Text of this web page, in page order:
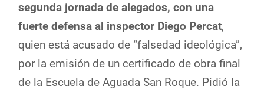
segunda jornada de alegados, con una
fuerte defensa al inspector Diego Percat,
quien está acusado de “falsedad ideológica”,
por la emisión de un certificado de obra final
de la Escuela de Aguada San Roque. Pidió la